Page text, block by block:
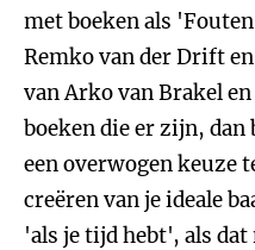
met boeken als
Remko van der Drift
van Arko van Brakel
boeken die er zijn, dan
een overwogen keuze
creëren van je ideale
'als je tijd hebt', als dat